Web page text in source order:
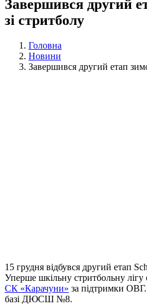
Завершився другий
зі стритболу
Головна
Новини
Завершився другий етап
15 грудня відбувся другий етап
Уперше шкільну стритбольну лігу
СК «Карачуни» за підтримки
базі ДЮСШ №8.